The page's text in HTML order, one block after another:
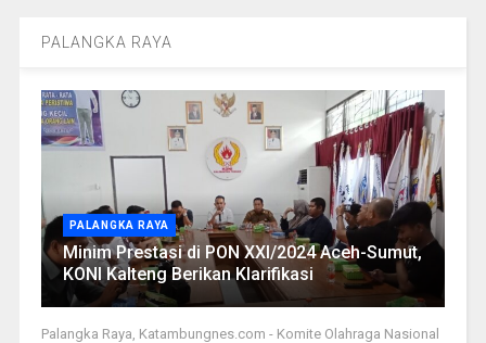
PALANGKA RAYA
PALANGKA RAYA
Minim Prestasi di PON XXI/2024 Aceh-Sumut,
KONI Kalteng Berikan Klarifikasi
Palangka Raya, Katambungnes.com - Komite Olahraga Nasional